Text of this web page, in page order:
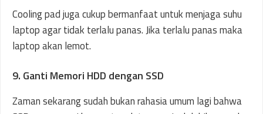
Cooling pad juga cukup bermanfaat untuk menjaga suhu
laptop agar tidak terlalu panas. Jika terlalu panas maka
laptop akan lemot.
9. Ganti Memori HDD dengan SSD
Zaman sekarang sudah bukan rahasia umum lagi bahwa